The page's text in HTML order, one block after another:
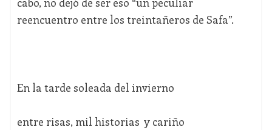
reencuentro entre los treintañeros de Safa”.
En la tarde soleada del invierno
entre risas, mil historias y cariño